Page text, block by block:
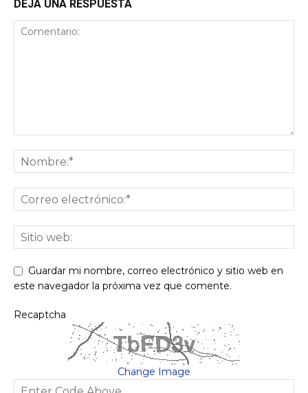
DEJA UNA RESPUESTA
Guardar mi nombre, correo electrónico y sitio web en
este navegador la próxima vez que comente.
Recaptcha
Change Image